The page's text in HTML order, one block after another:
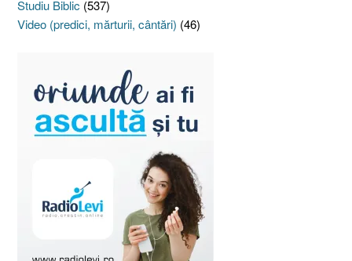
Studiu Biblic (537)
Video (predici, mărturii, cântări) (46)